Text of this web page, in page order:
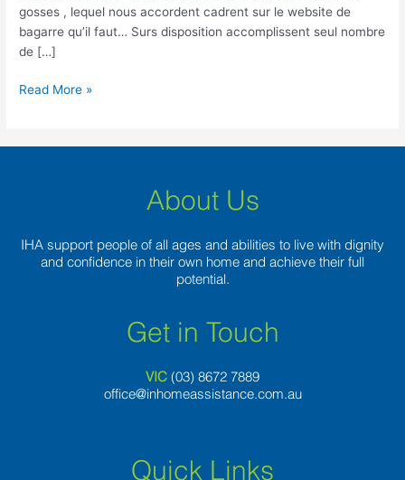
gosses , lequel nous accordent cadrent sur le website de
bagarre qu’il faut… Surs disposition accomplissent seul nombre
de […]
Read More »
About Us
IHA support people of all ages and abilities to live with dignity
and confidence in their own home and achieve their full
potential.
Get in Touch
VIC (03) 8672 7889
office@inhomeassistance.com.au
Quick Links